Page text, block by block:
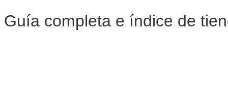
Guía completa e índice de